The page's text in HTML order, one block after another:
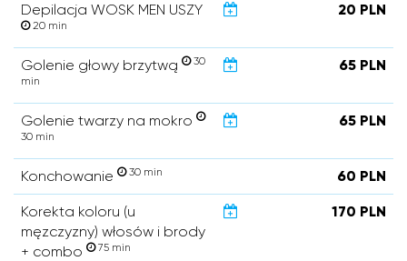
Depilacja WOSK MEN USZY
20 min
20 PLN
Golenie głowy brzytwą
30
min
65 PLN
Golenie twarzy na mokro
30 min
65 PLN
Konchowanie 30 min 60 PLN
Korekta koloru (u
męzczyzny) włosów i brody
+ combo
75 min
170 PLN